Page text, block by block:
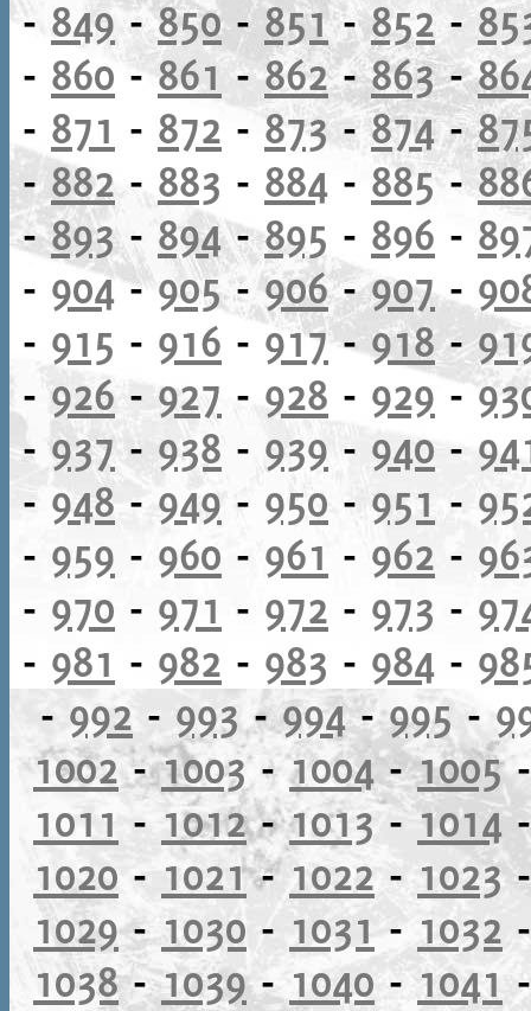
- 849 -850-851-852-
- 860 -861 -862-863-
- 871 - 872 - 873-874-
- 882- 883 - 884 - 885-
-893- 894-895 - 896 -
- 904-905-906-907-
- 915 - 916 - 917-918-
- 926-927 - 928 - 929-
-937- 938 - 939- 940 -
- 948- 949 - 950 - 951 -
- 959 - 960 - 961 - 962 -
- 970 - 971 - 972 - 973 -
- 981 - 982 - 983 - 984 -
- 992 - 993 -994-995 -
1002-1003-1004-1005
1011 - 1012-1013-1014
1020 - 1021-1022- 1023
1029-1030 - 1031- 1032
1038-1039-1040- 1041